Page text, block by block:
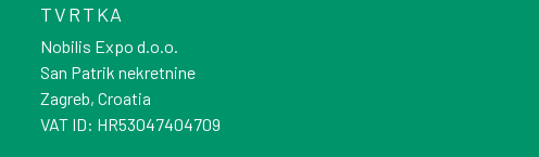
TVRTKA
Nobilis Expo d.o.o.
San Patrik nekretnine
Zagreb, Croatia
VAT ID: HR53047404709